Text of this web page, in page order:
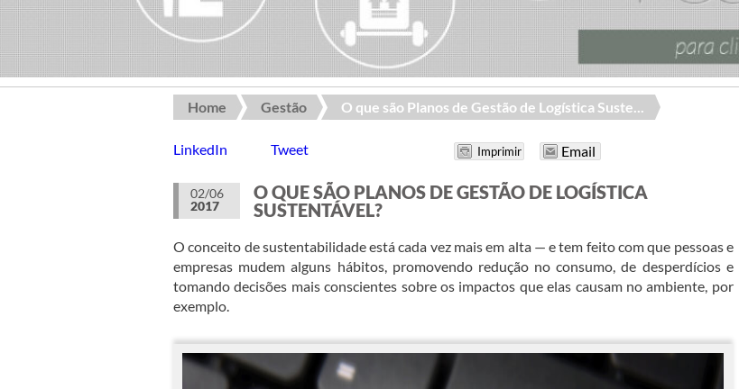
Home Gestão O que são Planos de Gestão de Logística Suste...
LinkedIn Tweet Email
02/06
2017
O QUE SÃO PLANOS DE GESTÃO DE LOGÍSTICA
SUSTENTÁVEL?
O conceito de sustentabilidade está cada vez mais em alta — e tem feito com que pessoas e
empresas mudem alguns hábitos, promovendo redução no consumo, de desperdícios e
tomando decisões mais conscientes sobre os impactos que elas causam no ambiente, por
exemplo.